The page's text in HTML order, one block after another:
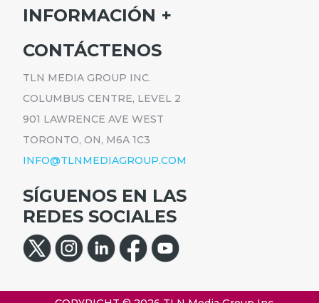
INICIO
PROGRAMAS
INFORMACIÓN
SUSCRÍBETE
CARRERAS
POLÍTICA DE PRIVACIDAD
ACCESIBILIDAD
CONTÁCTENOS
TLN MEDIA GROUP INC.
COLUMBUS CENTRE, LEVEL 2
901 LAWRENCE AVE WEST
TORONTO, ON, M6A 1C3
INFO@TLNMEDIAGROUP.COM
SÍGUENOS EN LAS
REDES SOCIALES